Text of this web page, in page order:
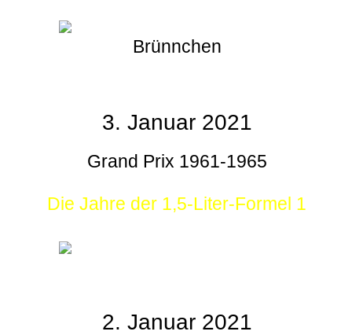
Brünnchen
3. Januar 2021
Grand Prix 1961-1965
Die Jahre der 1,5-Liter-Formel 1
2. Januar 2021